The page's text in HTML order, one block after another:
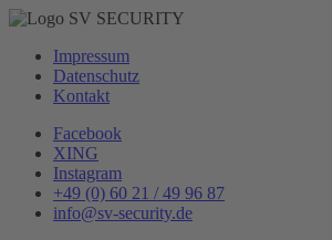
Impressum
Datenschutz
Kontakt
Facebook
XING
Instagram
+49 (0) 60 21 / 49 96 87
info@sv-security.de